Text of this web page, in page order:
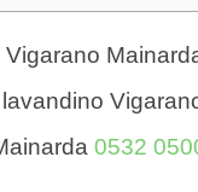
0532